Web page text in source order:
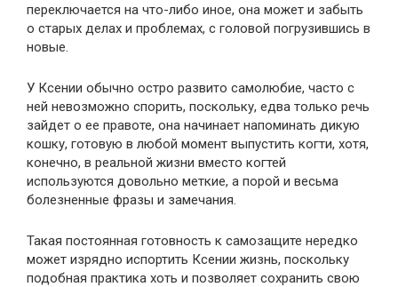
переключается на что-либо иное, она может и забыть
о старых делах и проблемах, с головой погрузившись в
новые.
У Ксении обычно остро развито самолюбие, часто с
ней невозможно спорить, поскольку, едва только речь
зайдет о ее правоте, она начинает напоминать дикую
кошку, готовую в любой момент выпустить когти, хотя,
конечно, в реальной жизни вместо когтей
используются довольно меткие, а порой и весьма
болезненные фразы и замечания.
Такая постоянная готовность к самозащите нередко
может изрядно испортить Ксении жизнь, поскольку
подобная практика хоть и позволяет сохранить свою